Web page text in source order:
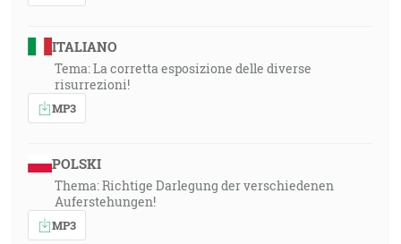
ITALIANO
Tema: La corretta esposizione delle diverse
risurrezioni!
MP3
POLSKI
Thema: Richtige Darlegung der verschiedenen
Auferstehungen!
MP3